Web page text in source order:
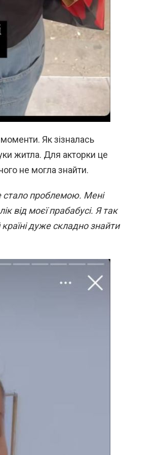
Як зізналась
житла. Для акторки це
не могла знайти.
стало проблемою. Мені
від моєї прабабусі. Я так
дуже складно знайти